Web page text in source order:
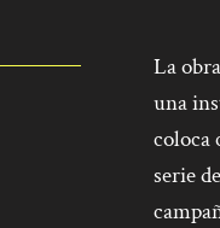
La obra
una
coloca
serie